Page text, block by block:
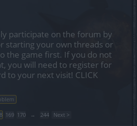
participate on the forum by
starting your own threads or
the game first. If you do not
you will need to register for
to your next visit! CLICK
169 170 → 244 Next >